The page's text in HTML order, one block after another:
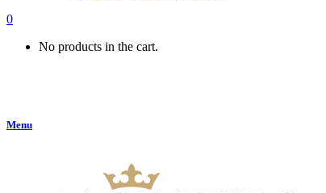
0
No products in the cart.
Menu